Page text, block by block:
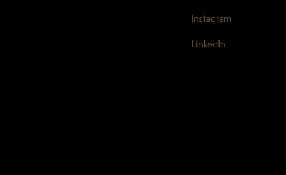
Instagram
LinkedIn